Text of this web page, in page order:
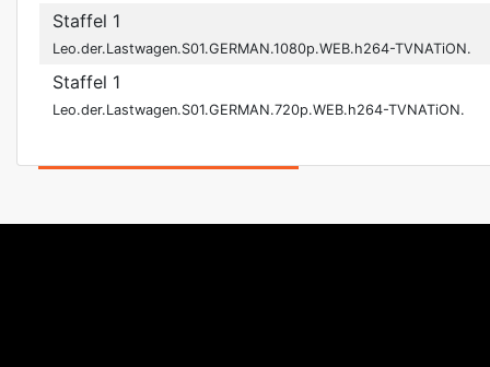
Staffel 1
Leo.der.Lastwagen.S01.GERMAN.1080p.WEB.h264-TVNATiON.
Staffel 1
Leo.der.Lastwagen.S01.GERMAN.720p.WEB.h264-TVNATiON.